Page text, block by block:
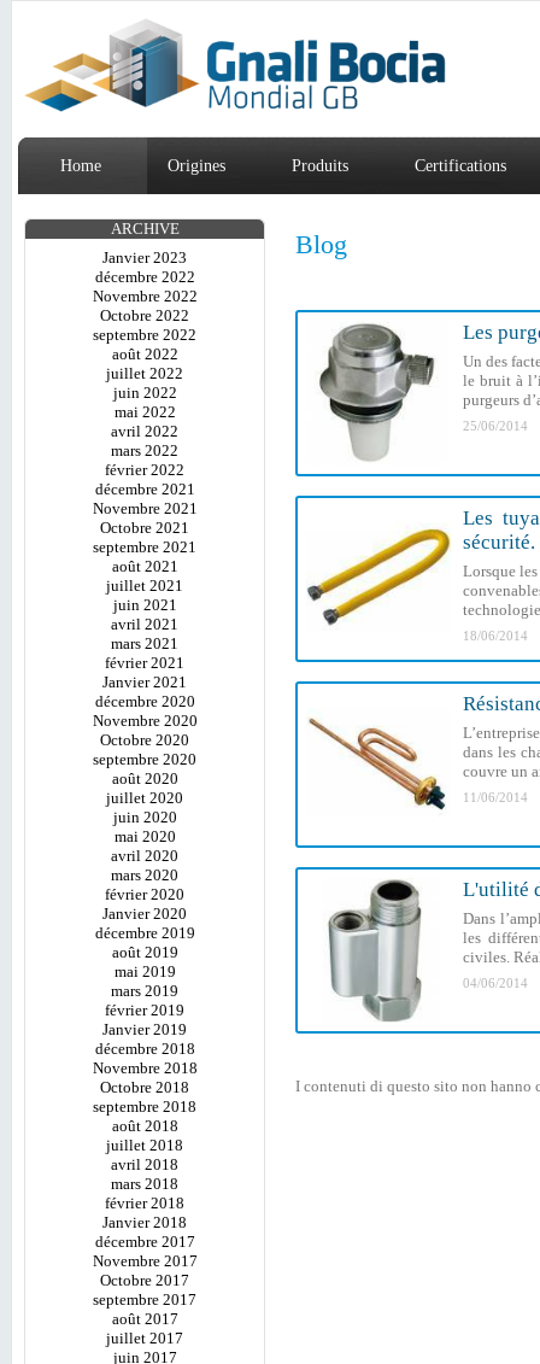
Home Origines Produits Certifications
ARCHIVE
Janvier 2023
décembre 2022
Novembre 2022
Octobre 2022
septembre 2022
août 2022
juillet 2022
juin 2022
mai 2022
avril 2022
mars 2022
février 2022
décembre 2021
Novembre 2021
Octobre 2021
septembre 2021
août 2021
juillet 2021
juin 2021
avril 2021
mars 2021
février 2021
Janvier 2021
décembre 2020
Novembre 2020
Octobre 2020
septembre 2020
août 2020
juillet 2020
juin 2020
mai 2020
avril 2020
mars 2020
février 2020
Janvier 2020
décembre 2019
août 2019
mai 2019
mars 2019
février 2019
Janvier 2019
décembre 2018
Novembre 2018
Octobre 2018
septembre 2018
août 2018
juillet 2018
avril 2018
mars 2018
février 2018
Janvier 2018
décembre 2017
Novembre 2017
Octobre 2017
septembre 2017
août 2017
juillet 2017
juin 2017
Blog
Les
Un des
le bruit à
purgeurs
25/06/2014
Les
sécurité.
Lorsque
18/06/2014
dans les
couvre un
11/06/2014
L'utilité
Dans
les
civiles.
04/06/2014
I contenuti di questo sito non hanno